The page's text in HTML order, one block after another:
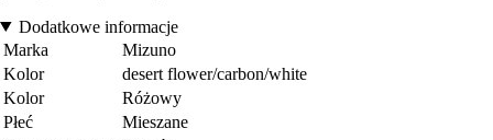
Dodatkowe informacje
Marka
Mizuno
Kolor
desert flower/carbon/white
Kolor
Różowy
Płeć
Mieszane